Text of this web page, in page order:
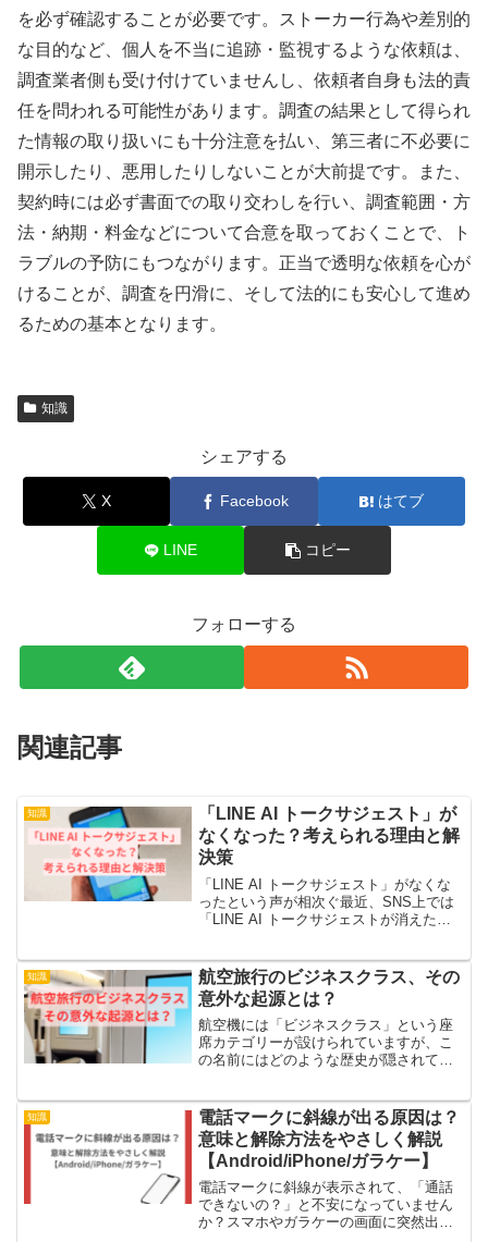
を必ず確認することが必要です。ストーカー行為や差別的
な目的など、個人を不当に追跡・監視するような依頼は、
調査業者側も受け付けていませんし、依頼者自身も法的責
任を問われる可能性があります。調査の結果として得られ
た情報の取り扱いにも十分注意を払い、第三者に不必要に
開示したり、悪用したりしないことが大前提です。また、
契約時には必ず書面での取り交わしを行い、調査範囲・方
法・納期・料金などについて合意を取っておくことで、ト
ラブルの予防にもつながります。正当で透明な依頼を心が
けることが、調査を円滑に、そして法的にも安心して進め
るための基本となります。
知識
シェアする
X Facebook はてブ
LINE コピー
フォローする
関連記事
知識
「LINE AI トークサジェスト」が
なくなった？考えられる理由と解
決策
「LINE AI トークサジェスト」がなくな
ったという声が相次ぐ最近、SNS上では
「LINE AI トークサジェストが消えた」
ていた便利な機能が突然見えなくなる
と、驚き...
知識
航空旅行のビジネスクラス、その
意外な起源とは？
航空機には「ビジネスクラス」という座
席カテゴリーが設けられていますが、こ
の名前にはどのような歴史が隠されてい
景に迫ってみましょう。本記事では、私
たちが頻繁に利用する航空...
知識
電話マークに斜線が出る原因は？
意味と解除方法をやさしく解説
【Android/iPhone/ガラケー】
電話マークに斜線が表示されて、「通話
できないの？」と不安になっていません
か？スマホやガラケーの画面に突然出て